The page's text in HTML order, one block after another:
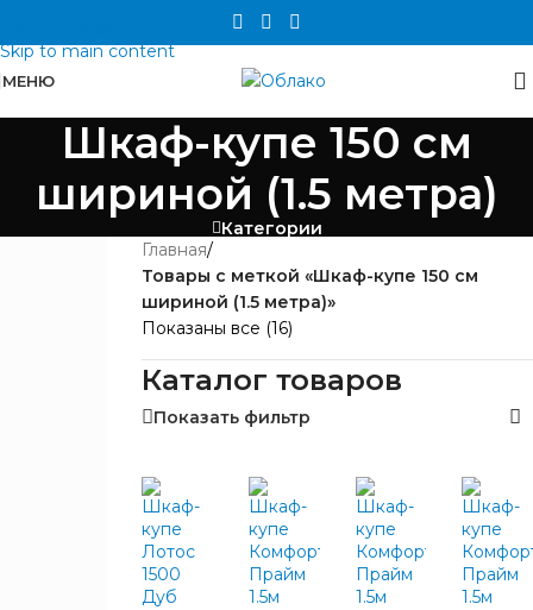
Skip to main content
МЕНЮ
Шкаф-купе 150 см
шириной (1.5 метра)
Категории
Альбина 1
Интерьер-
Главная/
Товары с меткой «Шкаф-купе 150 см
шириной (1.5 метра)»
Показаны все (16)
Каталог товаров
Показать фильтр